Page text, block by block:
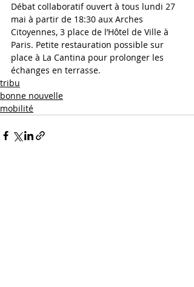
Débat collaboratif ouvert à tous lundi 27
mai à partir de 18:30 aux Arches
Citoyennes, 3 place de l’Hôtel de Ville à
Paris. Petite restauration possible sur
place à La Cantina pour prolonger les
échanges en terrasse.
tribu
bonne nouvelle
mobilité